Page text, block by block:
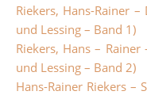
Riekers, Hans-Rainer
und Lessing – Band 1)
Riekers, Hans –
und Lessing – Band 2)
Hans-Rainer Riekers